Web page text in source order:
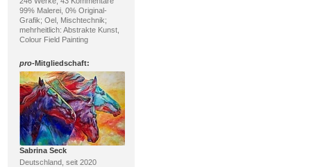
99% Malerei, 0% Original-
Grafik; Oel, Mischtechnik;
mehrheitlich: Abstrakte Kunst,
Colour Field Painting
pro-Mitgliedschaft:
Sabrina Seck
Deutschland, seit 2020